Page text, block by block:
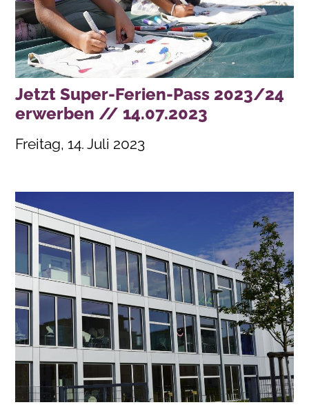
Jetzt Super-Ferien-Pass 2023/24
erwerben // 14.07.2023
Freitag, 14. Juli 2023